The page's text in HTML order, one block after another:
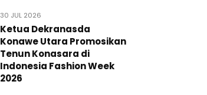
30 JUL 2026
Ketua Dekranasda
Konawe Utara Promosikan
Tenun Konasara di
Indonesia Fashion Week
2026